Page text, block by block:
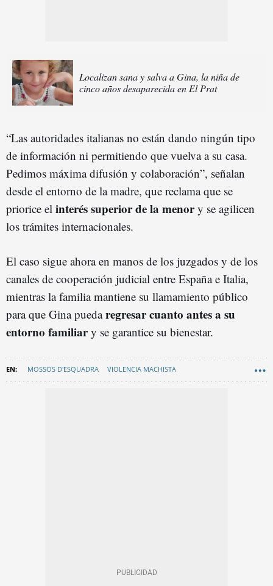
Localizan sana y salva a Gina, la niña de
cinco años desaparecida en El Prat
“Las autoridades italianas no están dando ningún tipo
de información ni permitiendo que vuelva a su casa.
Pedimos máxima difusión y colaboración”, señalan
desde el entorno de la madre, que reclama que se
priorice el interés superior de la menory se agilicen
los trámites internacionales.
El caso sigue ahora en manos de los juzgados y de los
canales de cooperación judicial entre España e Italia,
mientras la familia mantiene su llamamiento público
para que Gina puedaregresar cuanto antes a su
entorno familiary se garantice su bienestar.
MOSSOS D'ESQUADRA VIOLENCIA MACHISTA